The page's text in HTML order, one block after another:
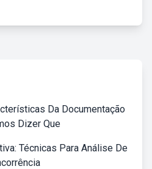
Da Documentação
Dizer Que
Técnicas Para Análise De